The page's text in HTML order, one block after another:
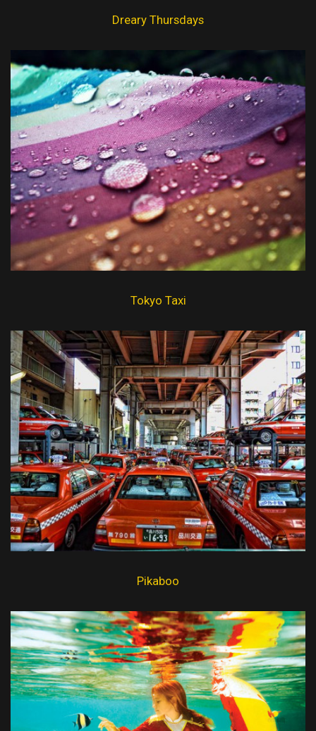
Dreary Thursdays
Tokyo Taxi
Pikaboo